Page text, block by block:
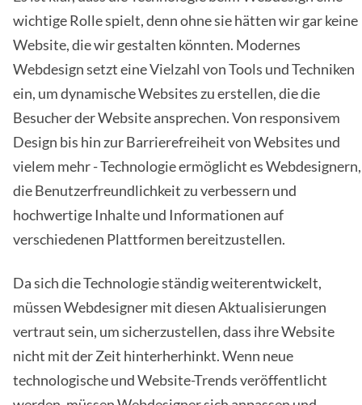
wichtige Rolle spielt, denn ohne sie hätten wir gar keine
Website, die wir gestalten könnten. Modernes
Webdesign setzt eine Vielzahl von Tools und Techniken
ein, um dynamische Websites zu erstellen, die die
Besucher der Website ansprechen. Von responsivem
Design bis hin zur Barrierefreiheit von Websites und
vielem mehr - Technologie ermöglicht es Webdesignern,
die Benutzerfreundlichkeit zu verbessern und
hochwertige Inhalte und Informationen auf
verschiedenen Plattformen bereitzustellen.
Da sich die Technologie ständig weiterentwickelt,
müssen Webdesigner mit diesen Aktualisierungen
vertraut sein, um sicherzustellen, dass ihre Website
nicht mit der Zeit hinterherhinkt. Wenn neue
technologische und Website-Trends veröffentlicht